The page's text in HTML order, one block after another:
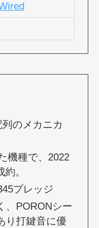
のメカニカ
機種で、2022
。
プレッジ
、PORONシー
り打鍵音に優